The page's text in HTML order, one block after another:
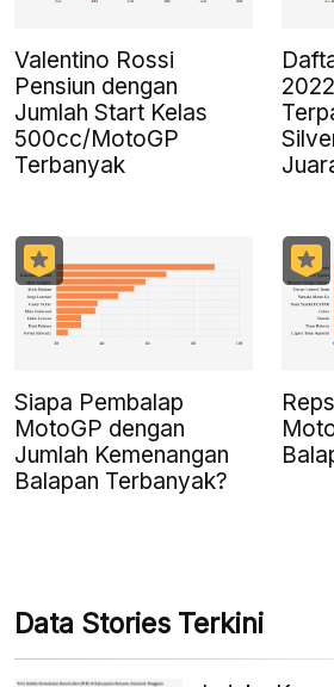
Valentino Rossi
Pensiun dengan
Jumlah Start Kelas
500cc/MotoGP
Terbanyak
Siapa Pembalap
MotoGP dengan
Jumlah Kemenangan
Balapan Terbanyak?
Data Stories Terkini